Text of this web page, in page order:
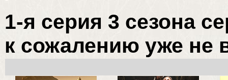
1-я серия 3 сезона
к сожалению уже не